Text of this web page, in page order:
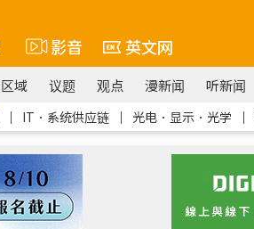
影音 英文网
区域 议题 观点 漫新闻 听新闻
｜ IT．系统供应链 ｜ 光电．显示．光学 ｜